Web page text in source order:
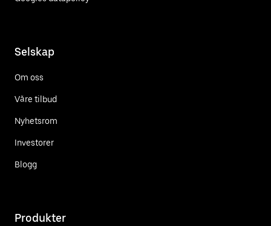
Selskap
Om oss
Våre tilbud
Nyhetsrom
Investorer
Blogg
Produkter